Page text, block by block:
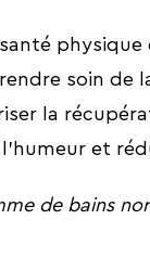
soin de
la
et
de bains